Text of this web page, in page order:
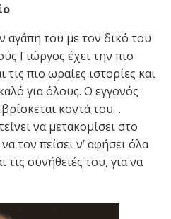
αγάπη του με τον δικό του
Γιώργος έχει την πιο
τις πιο ωραίες ιστορίες και
για όλους. Ο εγγονός
κοντά του…
να μετακομίσει στο
τον πείσει ν’ αφήσει όλα
τις συνήθειές του, για να